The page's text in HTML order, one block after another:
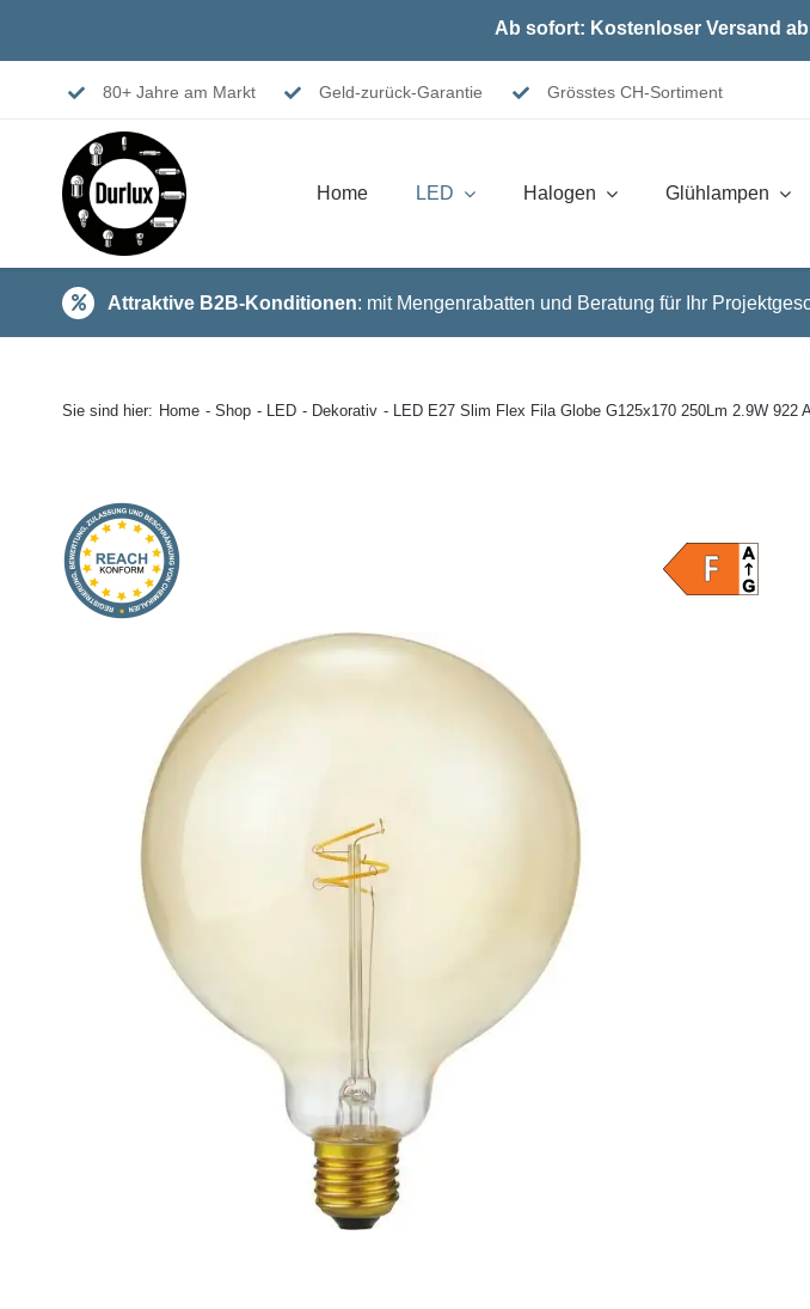
Ab sofort: Kostenloser Versand
80+ Jahre am Markt Geld-zurück-Garantie Grösstes CH-Sortiment
Home LED Halogen Glühlampen
Attraktive B2B-Konditionen: mit Mengenrabatten und Beratung für Ihr
Sie sind hier: Home Shop LED Dekorativ LED E27 Slim Flex Fila Globe G125x170 250Lm 2.9W 922